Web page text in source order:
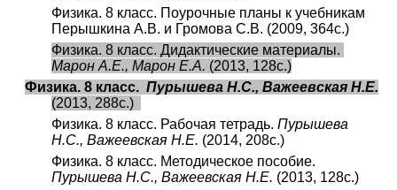
Физика. 8 класс. Поурочные планы к учебникам
Перышкина А.В. и Громова С.В. (2009, 364с.)
Физика. 8 класс. Дидактические материалы.
Марон А.Е., Марон Е.А. (2013, 128с.)
Физика. 8 класс. Пурышева Н.С., Важеевская Н.Е.
(2013, 288с.)
Физика. 8 класс. Рабочая тетрадь. Пурышева
Н.С., Важеевская Н.Е. (2014, 208с.)
Физика. 8 класс. Методическое пособие.
Пурышева Н.С., Важеевская Н.Е. (2013, 128с.)